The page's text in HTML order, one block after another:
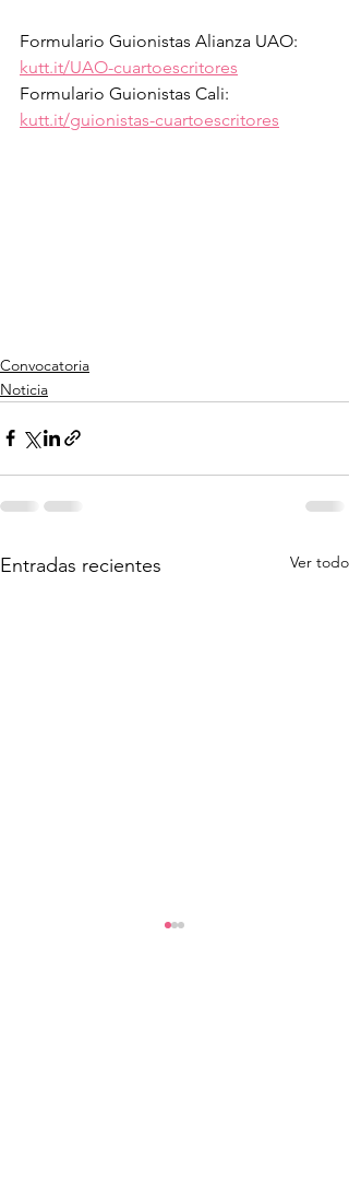
Formulario Guionistas Alianza UAO:
kutt.it/UAO-cuartoescritores
Formulario Guionistas Cali:
kutt.it/guionistas-cuartoescritores
Convocatoria
Noticia
Entradas recientes Ver todo